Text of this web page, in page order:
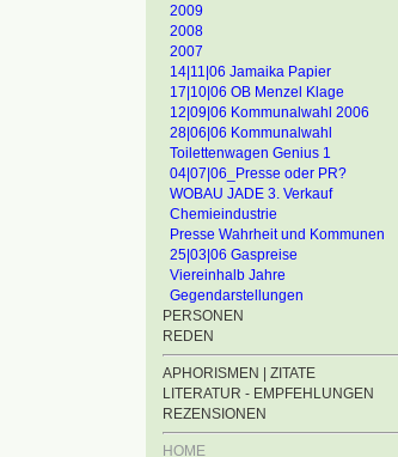
2009
2008
2007
14|11|06 Jamaika Papier
17|10|06 OB Menzel Klage
12|09|06 Kommunalwahl 2006
28|06|06 Kommunalwahl
Toilettenwagen Genius 1
04|07|06_Presse oder PR?
WOBAU JADE 3. Verkauf
Chemieindustrie
Presse Wahrheit und Kommunen
25|03|06 Gaspreise
Viereinhalb Jahre
Gegendarstellungen
PERSONEN
REDEN
APHORISMEN | ZITATE
LITERATUR - EMPFEHLUNGEN
REZENSIONEN
HOME